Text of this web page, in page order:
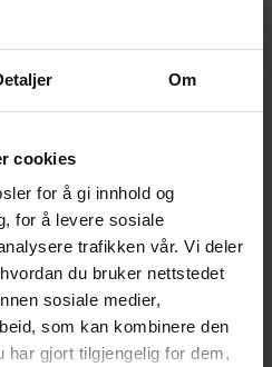
Om
cookies
for å gi innhold og
for å levere sosiale
trafikken vår. Vi deler
du bruker nettstedet
sosiale medier,
som kan kombinere den
har gjort tilgjengelig for dem,
KJØP
i ønskeliste